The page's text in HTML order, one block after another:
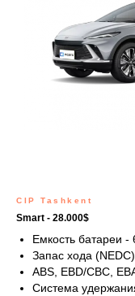
CIP Tashkent
Smart - 28.000$
Емкость батареи -
Запас хода
ABS, EBD/CBC,
Система